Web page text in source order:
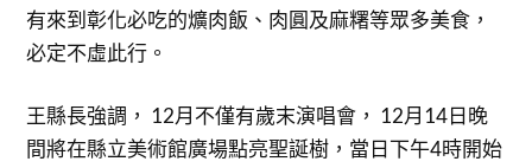
有來到彰化必吃的爌肉飯、肉圓及麻糬等眾多美食，
必定不虛此行。
王縣長強調， 12月不僅有歲末演唱會， 12月14日晚
間將在縣立美術館廣場點亮聖誕樹，當日下午4時開始